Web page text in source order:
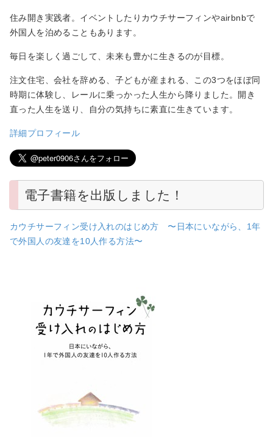
住み開き実践者。イベントしたりカウチサーフィンやairbnbで
外国人を泊めることもあります。
毎日を楽しく過ごして、未来も豊かに生きるのが目標。
注文住宅、会社を辞める、子どもが産まれる、この3つをほぼ同
時期に体験し、レールに乗っかった人生から降りました。開き
直った人生を送り、自分の気持ちに素直に生きています。
詳細プロフィール
電子書籍を出版しました！
カウチサーフィン受け入れのはじめ方 〜日本にいながら、1年
で外国人の友達を10人作る方法〜